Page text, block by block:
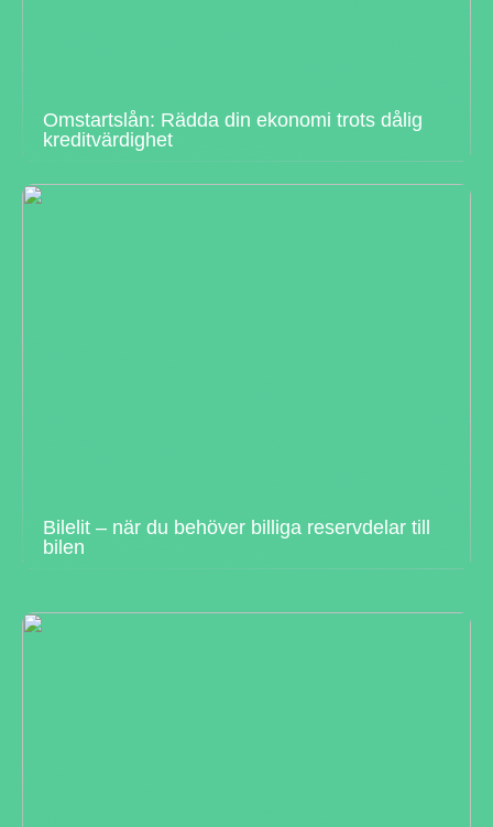
Omstartslån: Rädda din ekonomi trots dålig
kreditvärdighet
Bilelit – när du behöver billiga reservdelar till
bilen